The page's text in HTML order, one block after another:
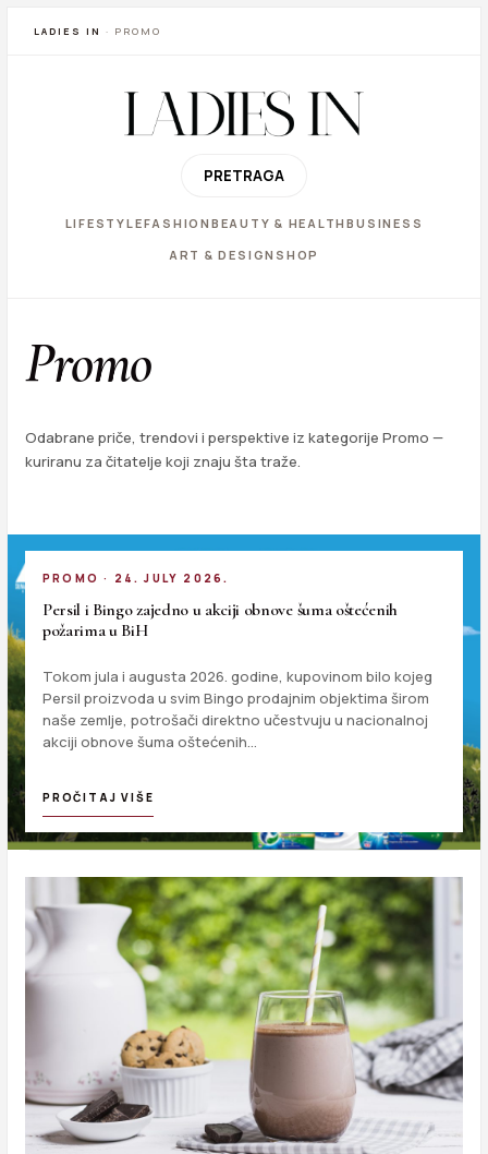
LADIES IN · PROMO
PRETRAGA
LIFESTYLEFASHION BEAUTY & HEALTHBUSINESS
ART & DESIGN SHOP
Promo
Odabrane priče, trendovi i perspektive iz kategorije Promo —
kuriranu za čitatelje koji znaju šta traže.
PROMO · 24. JULY 2026.
Persil i Bingo zajedno u akciji obnove šuma oštećenih
požarima u BiH
Tokom jula i augusta 2026. godine, kupovinom bilo kojeg
Persil proizvoda u svim Bingo prodajnim objektima širom
naše zemlje, potrošači direktno učestvuju u nacionalnoj
akciji obnove šuma oštećenih…
PROČITAJ VIŠE